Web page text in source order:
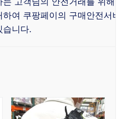
하여 쿠팡페이의 구매안전서
습니다.